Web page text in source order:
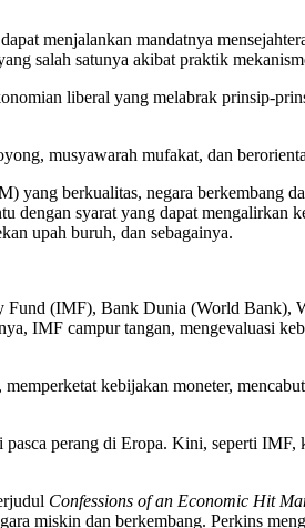
menjalankan mandatnya
salah satunya akibat praktik
liberal yang melabrak prinsip-
musyawarah mufakat, dan
yang berkualitas, negara berkembang
dengan syarat yang dapat mengalirkan
upah buruh, dan sebagainya.
(IMF), Bank Dunia (World Bank),
IMF campur tangan, mengevaluasi
kebijakan moneter,
perang di Eropa. Kini, seperti
Confessions of an Economic Hit
miskin dan berkembang. Perkins